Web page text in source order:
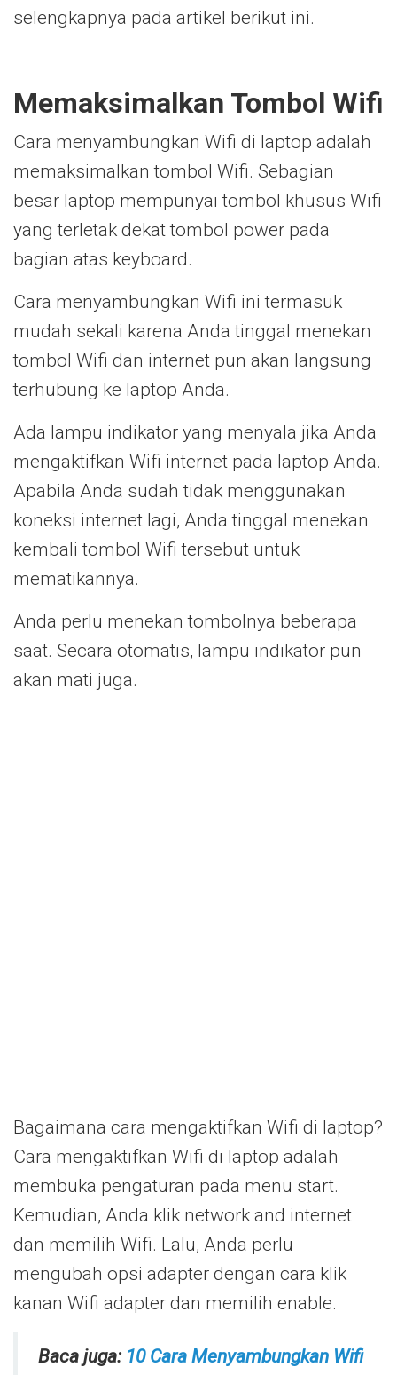
selengkapnya pada artikel berikut ini.
Memaksimalkan Tombol Wifi
Cara menyambungkan Wifi di laptop adalah
memaksimalkan tombol Wifi. Sebagian
besar laptop mempunyai tombol khusus Wifi
yang terletak dekat tombol power pada
bagian atas keyboard.
Cara menyambungkan Wifi ini termasuk
mudah sekali karena Anda tinggal menekan
tombol Wifi dan internet pun akan langsung
terhubung ke laptop Anda.
Ada lampu indikator yang menyala jika Anda
mengaktifkan Wifi internet pada laptop Anda.
Apabila Anda sudah tidak menggunakan
koneksi internet lagi, Anda tinggal menekan
kembali tombol Wifi tersebut untuk
mematikannya.
Anda perlu menekan tombolnya beberapa
saat. Secara otomatis, lampu indikator pun
akan mati juga.
Bagaimana cara mengaktifkan Wifi di laptop?
Cara mengaktifkan Wifi di laptop adalah
membuka pengaturan pada menu start.
Kemudian, Anda klik network and internet
dan memilih Wifi. Lalu, Anda perlu
mengubah opsi adapter dengan cara klik
kanan Wifi adapter dan memilih enable.
Baca juga: 10 Cara Menyambungkan Wifi